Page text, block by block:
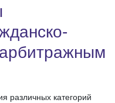
различных категорий